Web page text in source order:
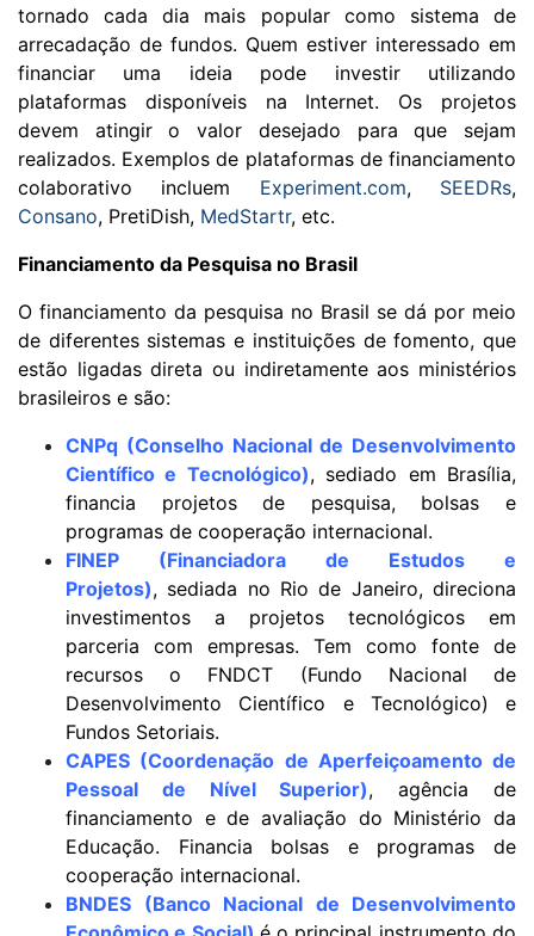
tornado cada dia mais popular como sistema de
arrecadação de fundos. Quem estiver interessado em
financiar uma ideia pode investir utilizando
plataformas disponíveis na Internet. Os projetos
devem atingir o valor desejado para que sejam
realizados. Exemplos de plataformas de financiamento
colaborativo incluem Experiment.com, SEEDRs,
Consano, PretiDish, MedStartr, etc.
Financiamento da Pesquisa no Brasil
O financiamento da pesquisa no Brasil se dá por meio
de diferentes sistemas e instituições de fomento, que
estão ligadas direta ou indiretamente aos ministérios
brasileiros e são:
CNPq (Conselho Nacional de Desenvolvimento
Científico e Tecnológico), sediado em Brasília,
financia projetos de pesquisa, bolsas e
programas de cooperação internacional.
FINEP (Financiadora de Estudos e
Projetos), sediada no Rio de Janeiro, direciona
investimentos a projetos tecnológicos em
parceria com empresas. Tem como fonte de
recursos o FNDCT (Fundo Nacional de
Desenvolvimento Científico e Tecnológico) e
Fundos Setoriais.
CAPES (Coordenação de Aperfeiçoamento de
Pessoal de Nível Superior), agência de
financiamento e de avaliação do Ministério da
Educação. Financia bolsas e programas de
cooperação internacional.
BNDES (Banco Nacional de Desenvolvimento